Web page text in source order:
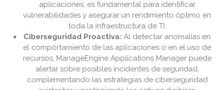
aplicaciones, es fundamental para identificar
vulnerabilidades y asegurar un rendimiento óptimo en
toda la infraestructura de TI.
Ciberseguridad Proactiva: Al detectar anomalías en
el comportamiento de las aplicaciones o en el uso de
recursos, ManageEngine Applications Manager puede
alertar sobre posibles incidentes de seguridad,
complementando las estrategias de ciberseguridad